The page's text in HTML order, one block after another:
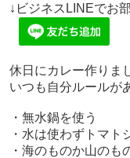
↓ビジネスLINEでお
休日にカレー作りま
いつも自分ルールが
・無水鍋を使う
・水は使わずトマト
・海のものか山のも